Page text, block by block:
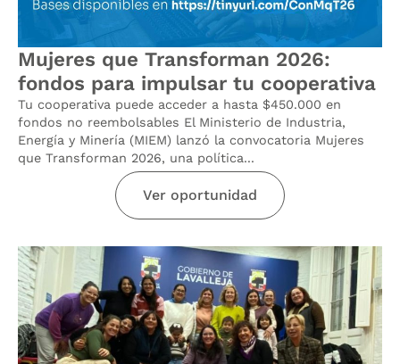
Mujeres que Transforman 2026:
fondos para impulsar tu cooperativa
Tu cooperativa puede acceder a hasta $450.000 en
fondos no reembolsables El Ministerio de Industria,
Energía y Minería (MIEM) lanzó la convocatoria Mujeres
que Transforman 2026, una política...
Ver oportunidad